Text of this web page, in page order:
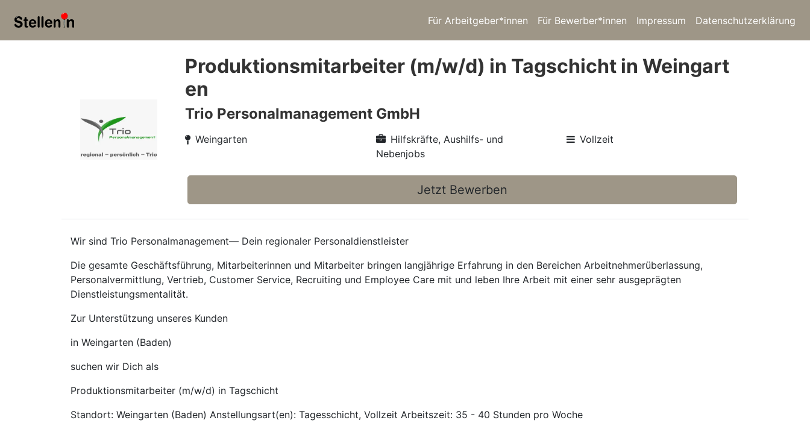
Für Arbeitgeber*innen Für Bewerber*innen Impressum Datenschutzerklärung
Produktionsmitarbeiter (m/w/d) in Tagschicht in Weingart
en
Trio Personalmanagement GmbH
Weingarten
Hilfskräfte, Aushilfs- und
Nebenjobs
Vollzeit
Jetzt Bewerben
Wir sind Trio Personalmanagement— Dein regionaler Personaldienstleister
Die gesamte Geschäftsführung, Mitarbeiterinnen und Mitarbeiter bringen langjährige Erfahrung in den Bereichen Arbeitnehmerüberlassung,
Personalvermittlung, Vertrieb, Customer Service, Recruiting und Employee Care mit und leben Ihre Arbeit mit einer sehr ausgeprägten
Dienstleistungsmentalität.
Zur Unterstützung unseres Kunden
in Weingarten (Baden)
suchen wir Dich als
Produktionsmitarbeiter (m/w/d) in Tagschicht
Standort: Weingarten (Baden) Anstellungsart(en): Tagesschicht, Vollzeit Arbeitszeit: 35 - 40 Stunden pro Woche